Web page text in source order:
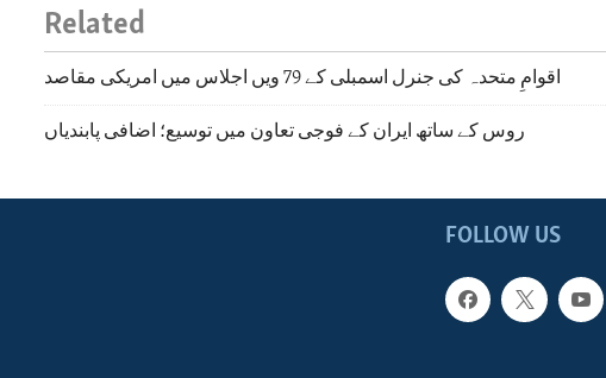
Related
اقوامِ متحدہ کی جنرل اسمبلی کے 79 ویں اجلاس میں امریکی مقاصد
روس کے ساتھ ایران کے فوجی تعاون میں توسیع؛ اضافی پابندیاں
FOLLOW US